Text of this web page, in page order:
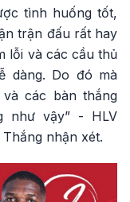
tình huống tốt,
trận đấu rất hay
lỗi và các cầu thủ
dàng. Do đó mà
các bàn thắng
như vậy” - HLV
nhận xét.